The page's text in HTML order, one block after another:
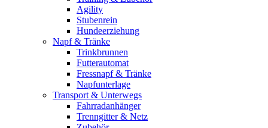
Agility
Stubenrein
Hundeerziehung
Napf & Tränke
Trinkbrunnen
Futterautomat
Fressnapf & Tränke
Napfunterlage
Transport & Unterwegs
Fahrradanhänger
Trenngitter & Netz